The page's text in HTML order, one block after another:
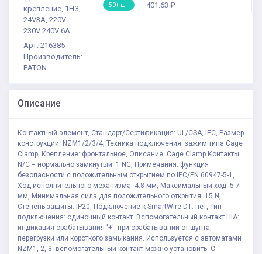
крепление, 1НЗ,
24V3A, 220V
230V 240V 6A
Арт: 216385
Производитель:
EATON
50+ шт 401.63 ₽
Описание
Контактный элемент, Стандарт/Сертификация: UL/CSA, IEC, Размер
конструкции: NZM1/2/3/4, Техника подключения: зажим типа Cage
Clamp, Крепление: фронтальное, Описание: Cage Clamp Контакты
N/C = нормально замкнутый: 1 NC, Примечания: функция
безопасности с положительным открытием по IEC/EN 60947-5-1,
Ход исполнительного механизма: 4.8 мм, Максимальный ход: 5.7
мм, Минимальная сила для положительного открытия: 15 N,
Степень защиты: IP20, Подключение к SmartWire-DT: нет, Тип
подключения: одиночный контакт. Вспомогательный контакт HIA:
индикация срабатывания '+', при срабатывании от шунта,
перегрузки или короткого замыкания. Используется с автоматами
NZM1, 2, 3: вспомогательный контакт можно установить. С